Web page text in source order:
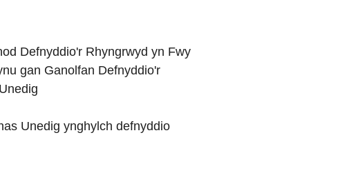
Defnyddio'r Rhyngrwyd yn Fwy
gan Ganolfan Defnyddio'r
Unedig ynghylch defnyddio